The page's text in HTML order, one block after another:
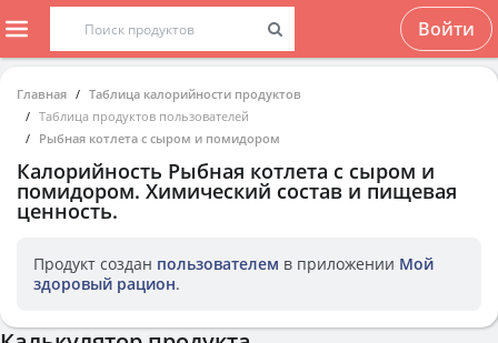
Войти
Главная
Таблица калорийности продуктов
Таблица продуктов пользователей
Рыбная котлета с сыром и помидором
Калорийность Рыбная котлета с сыром и
помидором. Химический состав и пищевая
ценность.
Продукт создан пользователем в приложении Мой
здоровый рацион.